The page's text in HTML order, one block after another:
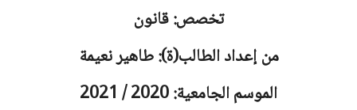
تخصص: قانون
من إعداد الطالب(ة): طاهير نعيمة
الموسم الجامعية: 2020 / 2021